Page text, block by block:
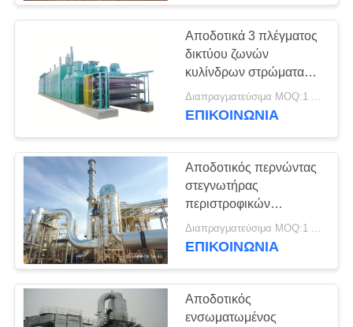
Αποδοτικά 3 πλέγματος
δικτύου ζωνών
κυλίνδρων στρώματα
στεγνωτήρων
καπλαμάδων για την
Διαπραγματεύσιμα MOQ:1 ομάδα
ΕΠΙΚΟΙΝΩΝΊΑ
Αποδοτικός περνώντας
στεγνωτήρας
περιστροφικών
τυμπάνων τρία για τον
πίνακα μορίων
Διαπραγματεύσιμα MOQ:1 ομάδα
ΕΠΙΚΟΙΝΩΝΊΑ
Αποδοτικός
ενσωματωμένος